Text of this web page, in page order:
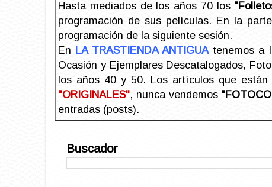
Hasta mediados de los años 70 los
programación de sus películas. En la
programación de la siguiente sesión.
En LA TRASTIENDA ANTIGUAtenemos a
Ocasión y Ejemplares Descatalogados,
los años 40 y 50. Los artículos que
"ORIGINALES", nunca vendemos
entradas (posts).
Buscador